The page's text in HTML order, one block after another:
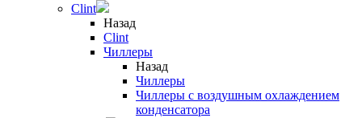
Clint
Назад
Clint
Чиллеры
Назад
Чиллеры
Чиллеры с воздушным охлаждением
конденсатора